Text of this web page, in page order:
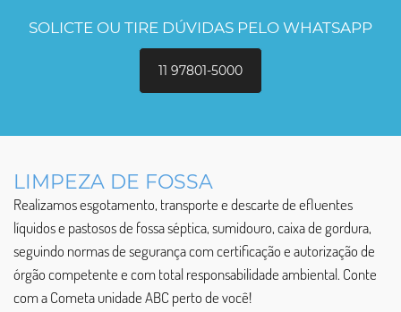
SOLICTE OU TIRE DÚVIDAS PELO WHATSAPP
11 97801-5000
LIMPEZA DE FOSSA
Realizamos esgotamento, transporte e descarte de efluentes
líquidos e pastosos de fossa séptica, sumidouro, caixa de gordura,
seguindo normas de segurança com certificação e autorização de
órgão competente e com total responsabilidade ambiental. Conte
com a Cometa unidade ABC perto de você!